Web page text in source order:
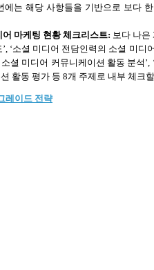
에는 해당 사항들을 기반으로 보다
어 마케팅 현황 체크리스트: 보다 나은
’, ‘소셜 미디어 전담인력의 소셜 미디
셜 미디어 커뮤니케이션 활동 분석 ’, ‘
활동 평가 등 8개 주제로 내부 체크
레이드 전략